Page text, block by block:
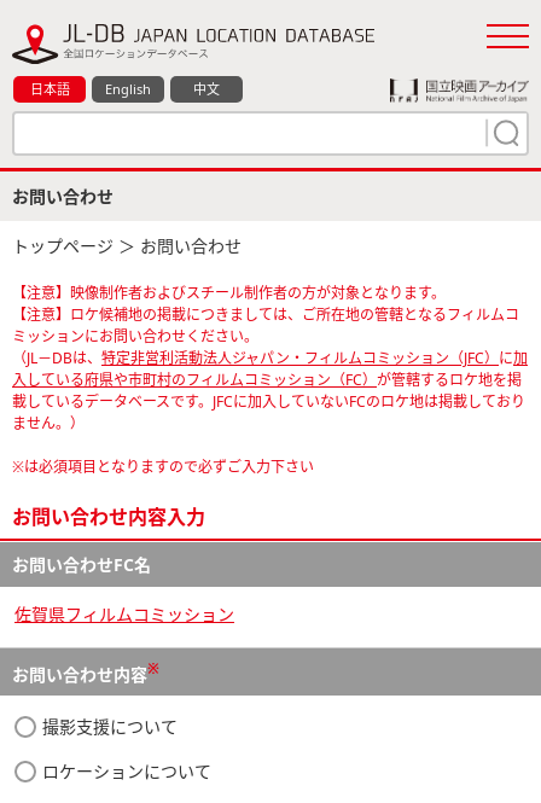
日本語 English 中文
お問い合わせ
トップページ ＞ お問い合わせ
【注意】映像制作者およびスチール制作者の方が対象となります。
【注意】ロケ候補地の掲載につきましては、ご所在地の管轄となるフィルムコ
ミッションにお問い合わせください。
（JL－DBは、 特定非営利活動法人ジャパン・フィルムコミッション（JFC） に加
入している府県や市町村のフィルムコミッション（FC） が管轄するロケ地を掲
載しているデータベースです。JFCに加入していないFCのロケ地は掲載しており
ません。）
※は必須項目となりますので必ずご入力下さい
お問い合わせ内容入力
お問い合わせFC名
佐賀県フィルムコミッション
お問い合わせ内容※
撮影支援について
ロケーションについて